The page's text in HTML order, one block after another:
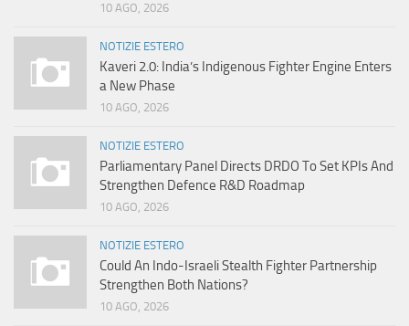
10 AGO, 2026
NOTIZIE ESTERO
Kaveri 2.0: India’s Indigenous Fighter Engine Enters
a New Phase
10 AGO, 2026
NOTIZIE ESTERO
Parliamentary Panel Directs DRDO To Set KPIs And
Strengthen Defence R&D Roadmap
10 AGO, 2026
NOTIZIE ESTERO
Could An Indo-Israeli Stealth Fighter Partnership
Strengthen Both Nations?
10 AGO, 2026